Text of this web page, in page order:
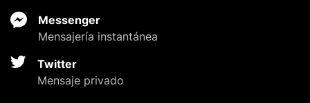
Messenger
Mensajería instantánea
Twitter
Mensaje privado